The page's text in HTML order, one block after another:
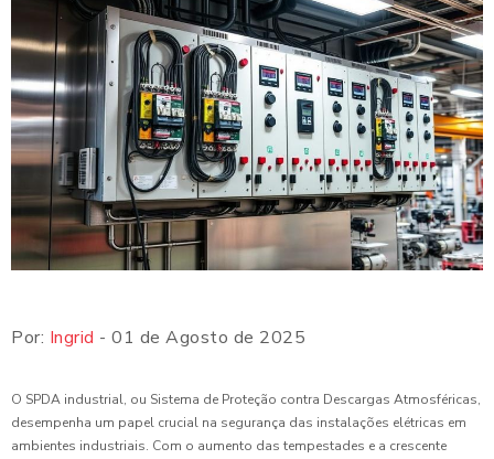
Por: Ingrid - 01 de Agosto de 2025
O SPDA industrial, ou Sistema de Proteção contra Descargas Atmosféricas,
desempenha um papel crucial na segurança das instalações elétricas em
ambientes industriais. Com o aumento das tempestades e a crescente